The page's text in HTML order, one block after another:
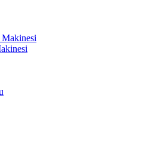
Makinesi